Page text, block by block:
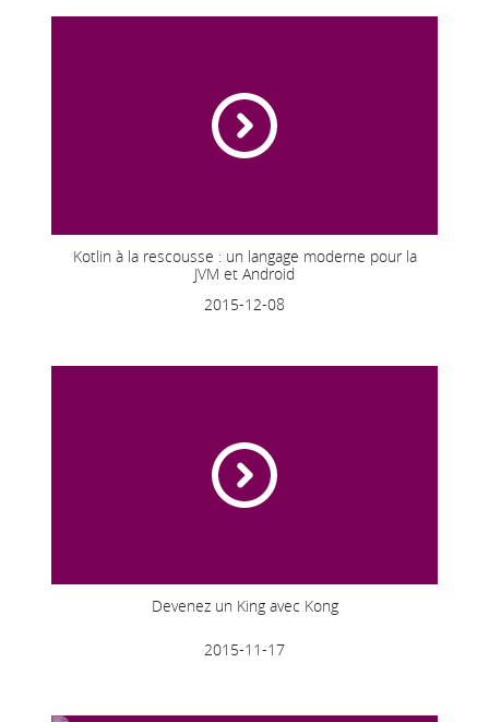
Kotlin à la rescousse : un langage moderne pour la
JVM et Android
2015-12-08
Devenez un King avec Kong
2015-11-17